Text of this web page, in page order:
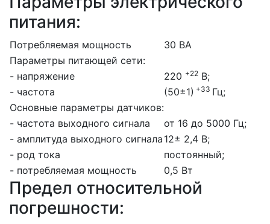
питания:
Потребляемая мощность
30 ВА
Параметры питающей сети:
- напряжение
220 +22 В;
- частота
(50±1) +33 Гц;
Основные параметры датчиков:
- частота выходного сигнала
от 16 до 5000 Гц;
- амплитуда выходного сигнала 12± 2,4 В;
- род тока
постоянный;
- потребляемая мощность
0,5 Вт
Предел относительной
погрешности: